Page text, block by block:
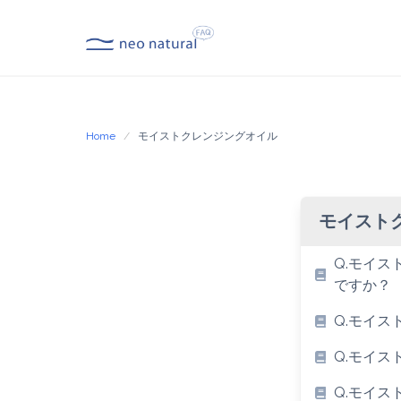
Home モイストクレンジングオイル
モイスト
Q.モイス
ですか？
Q.モイス
Q.モイス
Q.モイス